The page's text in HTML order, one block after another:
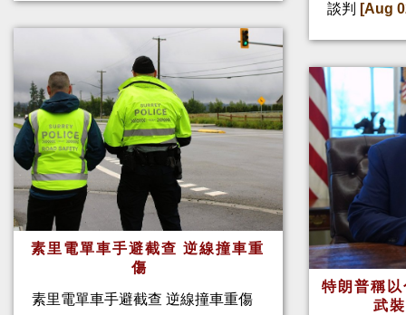
素里電單車手避截查 逆線撞車重
傷
素里電單車手避截查 逆線撞車重傷
談判
[Aug
特朗普稱
武